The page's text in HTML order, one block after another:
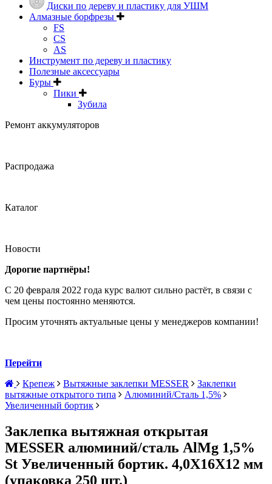
Диски по дереву и пластику для УШМ
Алмазные борфрезы
FS
CS
AS
Инструмент по дереву и пластику
Полезные аксессуары
Буры
Пики
Зубила
Ремонт аккумуляторов
Распродажа
Каталог
Новости
Дорогие партнёры!
С 20 февраля 2022 года курс валют сильно растёт, в связи с
чем цены постоянно меняются.
Просим уточнять актуальные цены у менеджеров компании!
Перейти
Крепеж
Вытяжные заклепки MESSER
Заклепки
вытяжные открытого типа
Алюминий/Сталь 1,5%
Увеличенный бортик
Заклепка вытяжная открытая
MESSER алюминий/сталь AlMg 1,5%
St Увеличенный бортик. 4,0Х16Х12 мм
(упаковка 250 шт.)